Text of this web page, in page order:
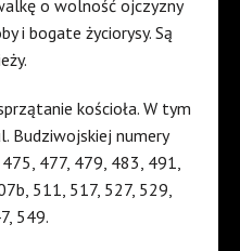
o wolność ojczyzny
i bogate życiorysy. Są
kościoła. W tym
Budziwojskiej numery
477, 479, 483, 491,
511, 517, 527, 529,
549.